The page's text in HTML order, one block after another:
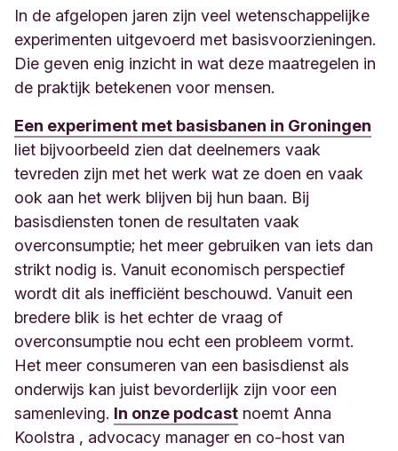
In de afgelopen jaren zijn veel wetenschappelijke
experimenten uitgevoerd met basisvoorzieningen.
Die geven enig inzicht in wat deze maatregelen in
de praktijk betekenen voor mensen.
Een experiment met basisbanen in Groningen
liet bijvoorbeeld zien dat deelnemers vaak
tevreden zijn met het werk wat ze doen en vaak
ook aan het werk blijven bij hun baan. Bij
basisdiensten tonen de resultaten vaak
overconsumptie; het meer gebruiken van iets dan
strikt nodig is. Vanuit economisch perspectief
wordt dit als inefficiënt beschouwd. Vanuit een
bredere blik is het echter de vraag of
overconsumptie nou echt een probleem vormt.
Het meer consumeren van een basisdienst als
onderwijs kan juist bevorderlijk zijn voor een
samenleving. In onze podcast noemt Anna
Koolstra , advocacy manager en co-host van